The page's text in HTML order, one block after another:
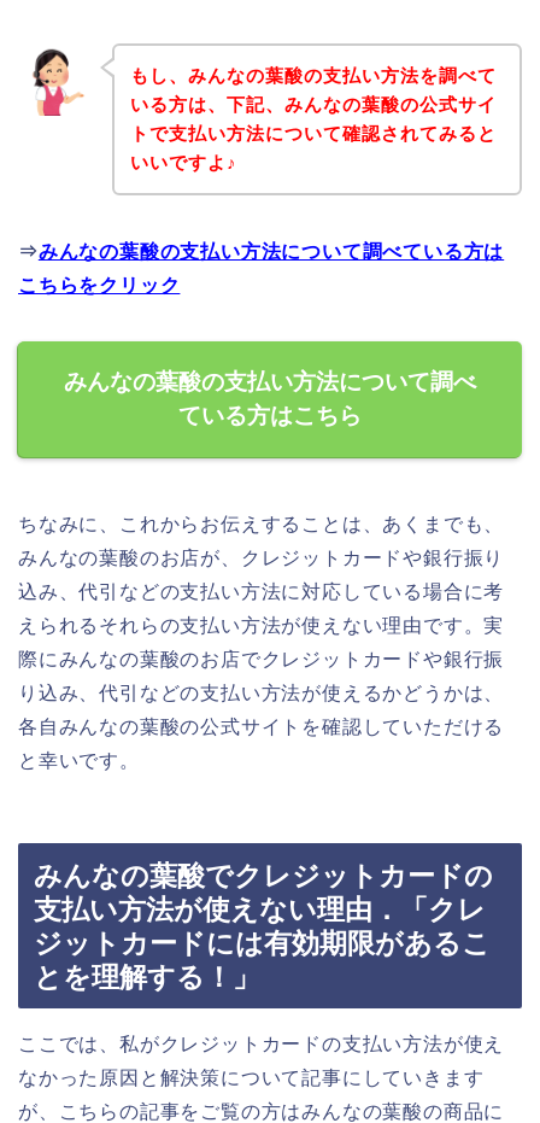
もし、みんなの葉酸の支払い方法を調べて
いる方は、下記、みんなの葉酸の公式サイ
トで支払い方法について確認されてみると
いいですよ♪
⇒みんなの葉酸の支払い方法について調べている方は
こちらをクリック
みんなの葉酸の支払い方法について調べ
ている方はこちら
ちなみに、これからお伝えすることは、あくまでも、
みんなの葉酸のお店が、クレジットカードや銀行振り
込み、代引などの支払い方法に対応している場合に考
えられるそれらの支払い方法が使えない理由です。実
際にみんなの葉酸のお店でクレジットカードや銀行振
り込み、代引などの支払い方法が使えるかどうかは、
各自みんなの葉酸の公式サイトを確認していただける
と幸いです。
みんなの葉酸でクレジットカードの
支払い方法が使えない理由．「クレ
ジットカードには有効期限があるこ
とを理解する！」
ここでは、私がクレジットカードの支払い方法が使え
なかった原因と解決策について記事にしていきます
が、こちらの記事をご覧の方はみんなの葉酸の商品に